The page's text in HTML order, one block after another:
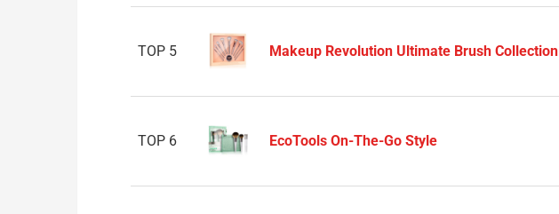
TOP 5 Makeup Revolution Ultimate Brush Collection
TOP 6 EcoTools On-The-Go Style